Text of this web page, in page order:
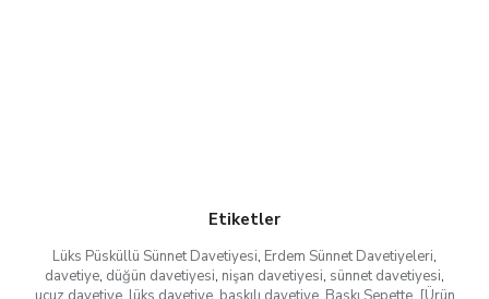
Etiketler
Lüks Püsküllü Sünnet Davetiyesi, Erdem Sünnet Davetiyeleri,
davetiye, düğün davetiyesi, nişan davetiyesi, sünnet davetiyesi,